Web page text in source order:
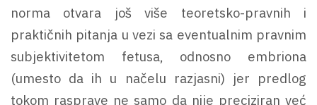
norma otvara još više teoretsko-pravnih i
praktičnih pitanja u vezi sa eventualnim pravnim
subjektivitetom fetusa, odnosno embriona
(umesto da ih u načelu razjasni) jer predlog
tokom rasprave ne samo da nije preciziran već